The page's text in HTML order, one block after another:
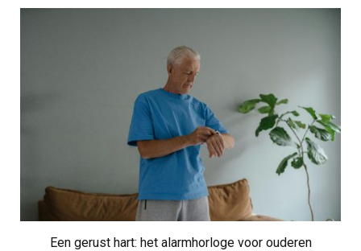
Een gerust hart: het alarmhorloge voor ouderen